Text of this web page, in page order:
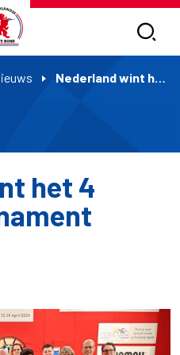
Nederland wint het 4 Nations Tournament 2024!
het 4